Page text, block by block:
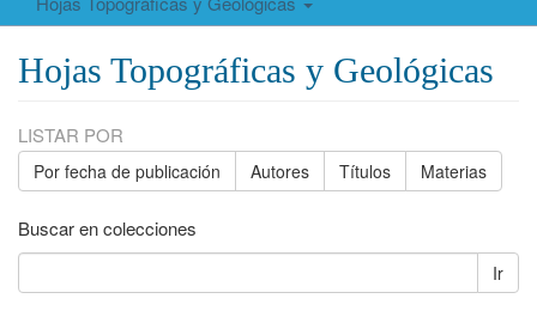
Hojas Topográficas y Geológicas
LISTAR POR
Por fecha de publicación Autores Títulos Materias
Buscar en colecciones
Ir